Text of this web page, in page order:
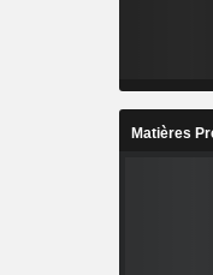
Matières